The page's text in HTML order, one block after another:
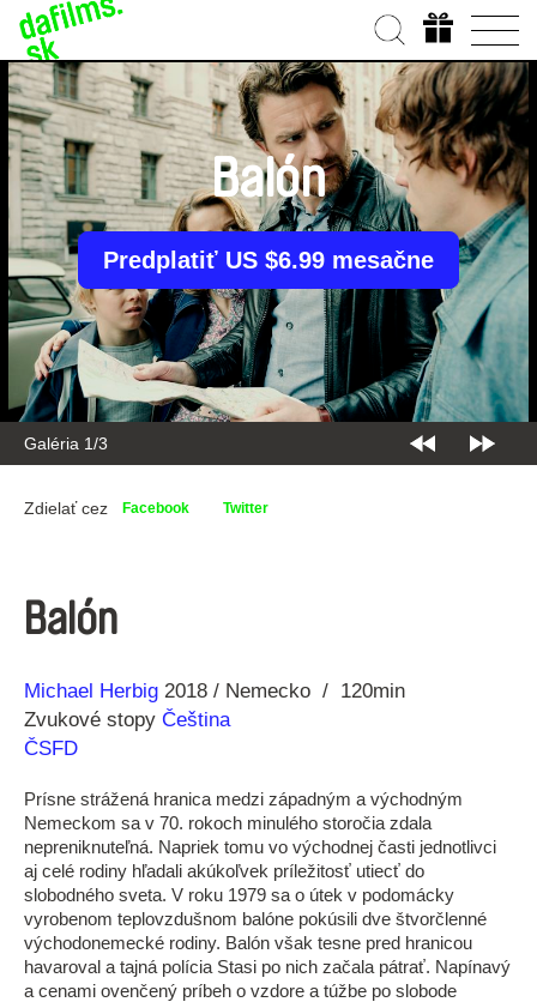
Galéria 1/3
Balón
Predplatiť US $6.99 mesačne
Zdielať cez Facebook Twitter
Balón
Réžia
Michael Herbig
Rok
výroby
2018 Nemecko
120min
Zvukové stopy Čeština
ČSFD
Prísne strážená hranica medzi západným a východným
Nemeckom sa v 70. rokoch minulého storočia zdala
nepreniknuteľná. Napriek tomu vo východnej časti jednotlivci
aj celé rodiny hľadali akúkoľvek príležitosť utiecť do
slobodného sveta. V roku 1979 sa o útek v podomácky
vyrobenom teplovzdušnom balóne pokúsili dve štvorčlenné
východonemecké rodiny. Balón však tesne pred hranicou
havaroval a tajná polícia Stasi po nich začala pátrať. Napínavý
a cenami ovenčený príbeh o vzdore a túžbe po slobode